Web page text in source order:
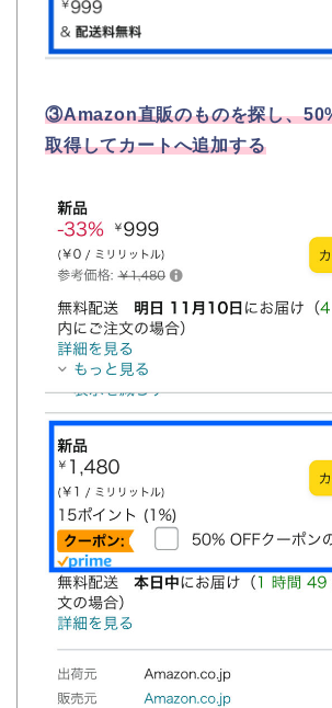
③Amazon直販のものを探し、
取得してカートへ追加する